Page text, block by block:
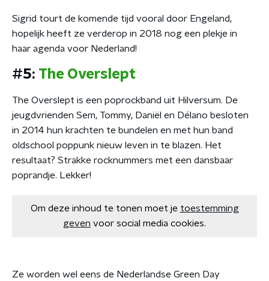
Sigrid tourt de komende tijd vooral door Engeland,
hopelijk heeft ze verderop in 2018 nog een plekje in
haar agenda voor Nederland!
#5: The Overslept
The Overslept is een poprockband uit Hilversum. De
jeugdvrienden Sem, Tommy, Daniël en Délano besloten
in 2014 hun krachten te bundelen en met hun band
oldschool poppunk nieuw leven in te blazen. Het
resultaat? Strakke rocknummers met een dansbaar
poprandje. Lekker!
Om deze inhoud te tonen moet je toestemming
geven voor social media cookies.
Ze worden wel eens de Nederlandse Green Day